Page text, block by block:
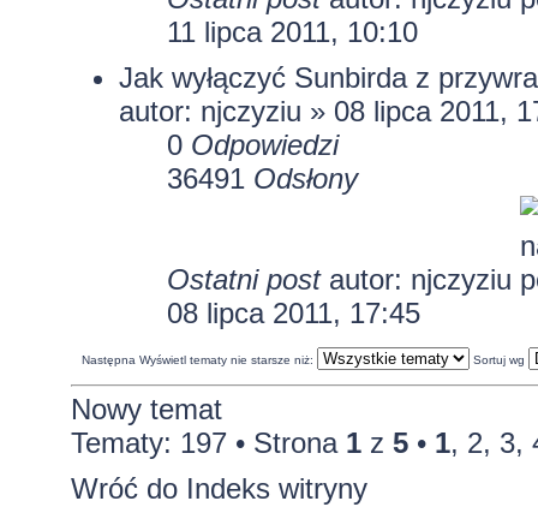
11 lipca 2011, 10:10
Jak wyłączyć Sunbirda z
autor: njczyziu » 08 lipca 2011,
0 Odpowiedzi
36491 Odsłony
Ostatni post autor: njczyziu
08 lipca 2011, 17:45
Następna Wyświetl tematy nie starsze niż: Sortuj wg
Nowy temat
Tematy: 197 • Strona 1z 5• 1, 2, 3,
Wróć do Indeks witryny